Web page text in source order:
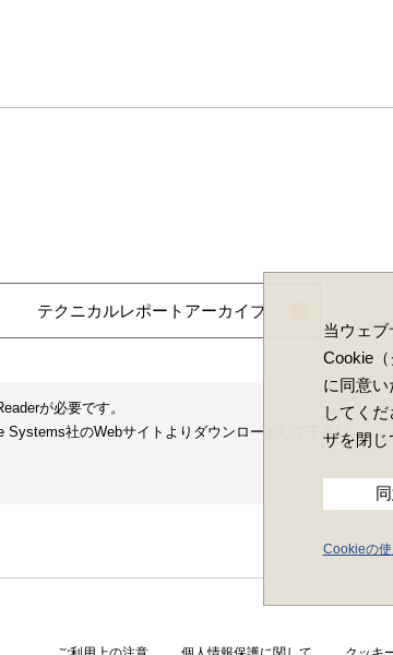
当ウェ
Cookie
に同意
してく
ザを閉じ
Cookieの
テクニカルレポートアーカイブ
が必要です。
Systems社のWebサイトよりダウンロードして下さい。